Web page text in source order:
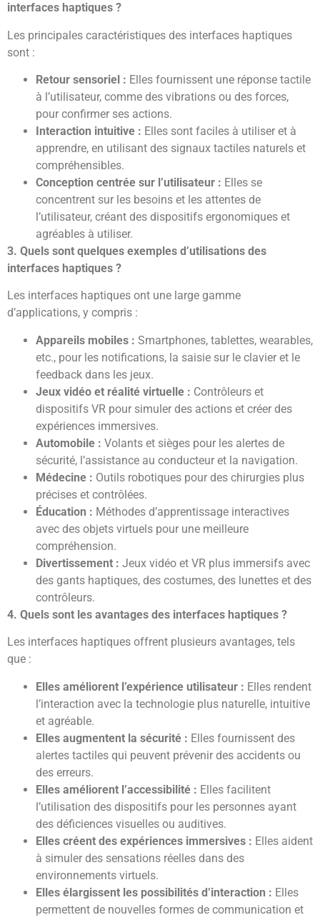
interfaces haptiques ?
Les principales caractéristiques des interfaces haptiques
sont :
Retour sensoriel : Elles fournissent une réponse tactile
à l’utilisateur, comme des vibrations ou des forces,
pour confirmer ses actions.
Interaction intuitive : Elles sont faciles à utiliser et à
apprendre, en utilisant des signaux tactiles naturels et
compréhensibles.
Conception centrée sur l’utilisateur : Elles se
concentrent sur les besoins et les attentes de
l’utilisateur, créant des dispositifs ergonomiques et
agréables à utiliser.
3. Quels sont quelques exemples d’utilisations des
interfaces haptiques ?
Les interfaces haptiques ont une large gamme
d’applications, y compris :
Appareils mobiles : Smartphones, tablettes, wearables,
etc., pour les notifications, la saisie sur le clavier et le
feedback dans les jeux.
Jeux vidéo et réalité virtuelle : Contrôleurs et
dispositifs VR pour simuler des actions et créer des
expériences immersives.
Automobile : Volants et sièges pour les alertes de
sécurité, l’assistance au conducteur et la navigation.
Médecine : Outils robotiques pour des chirurgies plus
précises et contrôlées.
Éducation : Méthodes d’apprentissage interactives
avec des objets virtuels pour une meilleure
compréhension.
Divertissement : Jeux vidéo et VR plus immersifs avec
des gants haptiques, des costumes, des lunettes et des
contrôleurs.
4. Quels sont les avantages des interfaces haptiques ?
Les interfaces haptiques offrent plusieurs avantages, tels
que :
Elles améliorent l’expérience utilisateur : Elles rendent
l’interaction avec la technologie plus naturelle, intuitive
et agréable.
Elles augmentent la sécurité : Elles fournissent des
alertes tactiles qui peuvent prévenir des accidents ou
des erreurs.
Elles améliorent l’accessibilité : Elles facilitent
l’utilisation des dispositifs pour les personnes ayant
des déficiences visuelles ou auditives.
Elles créent des expériences immersives : Elles aident
à simuler des sensations réelles dans des
environnements virtuels.
Elles élargissent les possibilités d’interaction : Elles
permettent de nouvelles formes de communication et